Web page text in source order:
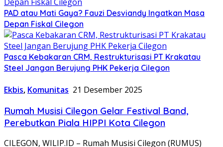
PAD atau Mati Gaya? Fauzi Desviandy Ingatkan Masa
Depan Fiskal Cilegon
Pasca Kebakaran CRM, Restrukturisasi PT Krakatau
Steel Jangan Berujung PHK Pekerja Cilegon
Ekbis, Komunitas 21 Desember 2025
Rumah Musisi Cilegon Gelar Festival Band,
Perebutkan Piala HIPPI Kota Cilegon
CILEGON, WILIP.ID – Rumah Musisi Cilegon (RUMUS)